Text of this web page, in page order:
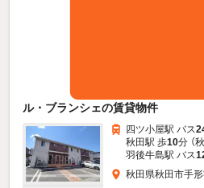
ル・ブランシェの賃貸物件
四ツ小屋駅 バス
秋田駅 歩10分 （
羽後牛島駅 バス
秋田県秋田市手